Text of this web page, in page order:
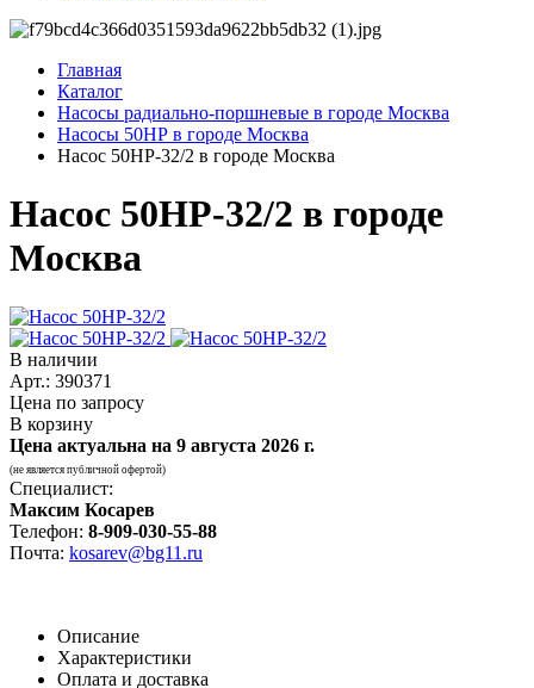
Главная
Каталог
Насосы радиально-поршневые в городе Москва
Насосы 50НР в городе Москва
Насос 50НР-32/2 в городе Москва
Насос 50НР-32/2 в городе
Москва
В наличии
Арт.: 390371
Цена по запросу
В корзину
Цена актуальна на 9 августа 2026 г.
(не является публичной офертой)
Специалист:
Максим Косарев
Телефон: 8-909-030-55-88
Почта: kosarev@bg11.ru
Описание
Характеристики
Оплата и доставка